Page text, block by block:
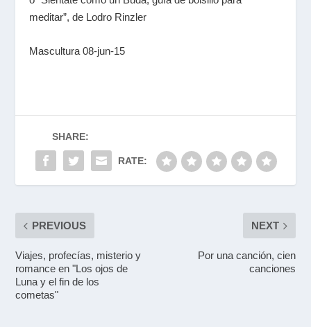
meditar”, de Lodro Rinzler
Mascultura 08-jun-15
SHARE:
RATE:
PREVIOUS
Viajes, profecías, misterio y
romance en "Los ojos de
Luna y el fin de los
cometas"
NEXT
Por una canción, cien
canciones